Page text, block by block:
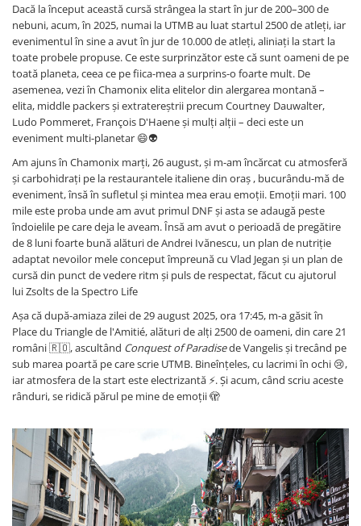
Dacă la început această cursă strângea la start în jur de 200–300 de
nebuni, acum, în 2025, numai la UTMB au luat startul 2500 de atleți, iar
evenimentul în sine a avut în jur de 10.000 de atleți, aliniați la start la
toate probele propuse. Ce este surprinzător este că sunt oameni de pe
toată planeta, ceea ce pe fiica-mea a surprins-o foarte mult. De
asemenea, vezi în Chamonix elita elitelor din alergarea montană –
elita, middle packers și extratereștrii precum Courtney Dauwalter,
Ludo Pommeret, François D'Haene și mulți alții – deci este un
eveniment multi-planetar 😄👽
Am ajuns în Chamonix marți, 26 august, și m-am încărcat cu atmosferă
și carbohidrați pe la restaurantele italiene din oraș , bucurându-mă de
eveniment, însă în sufletul și mintea mea erau emoții. Emoții mari. 100
mile este proba unde am avut primul DNF și asta se adaugă peste
îndoielile pe care deja le aveam. Însă am avut o perioadă de pregătire
de 8 luni foarte bună alături de Andrei Ivănescu, un plan de nutriție
adaptat nevoilor mele conceput împreună cu Vlad Jegan și un plan de
cursă din punct de vedere ritm și puls de respectat, făcut cu ajutorul
lui Zsolts de la Spectro Life
Așa că după-amiaza zilei de 29 august 2025, ora 17:45, m-a găsit în
Place du Triangle de l'Amitié, alături de alți 2500 de oameni, din care 21
români 🇷🇴, ascultând Conquest of Paradisede Vangelis și trecând pe
sub marea poartă pe care scrie UTMB. Bineînțeles, cu lacrimi în ochi 😢,
iar atmosfera de la start este electrizantă ⚡. Și acum, când scriu aceste
rânduri, se ridică părul pe mine de emoții 🫣